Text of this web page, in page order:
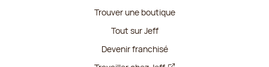
Trouver une boutique
Tout sur Jeff
Devenir franchisé